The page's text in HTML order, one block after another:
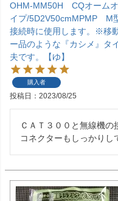
OHM-MM50H CQオーム
イプ/5D2V50cmMPMP M
接続時に使用します。※移
ー品のような『カシメ』タ
夫です。【ゆ】
購入者
投稿日 2023/08/25
ＣＡＴ３００と無線機の